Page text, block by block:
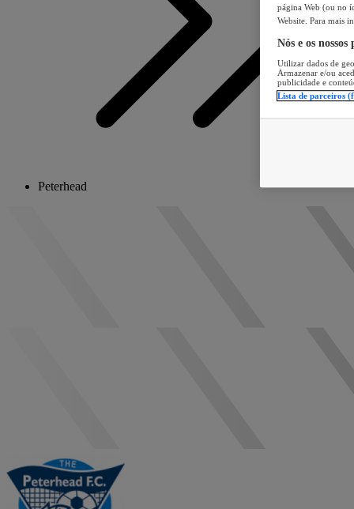
Peterhead
página Web (ou no
Website. Para mais
Nós e os
Utilizar dados de
Armazenar e/ou
publicidade e
Lista de parceiros